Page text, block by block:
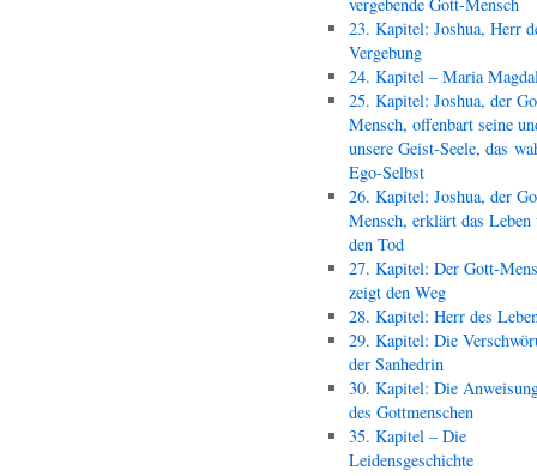
23. Kapitel: Joshua, Herr
Vergebung
24. Kapitel – Maria
25. Kapitel: Joshua, der
Mensch, offenbart seine
unsere Geist-Seele, das
Ego-Selbst
26. Kapitel: Joshua, der
Mensch, erklärt das Leben
den Tod
27. Kapitel: Der Gott-
zeigt den Weg
28. Kapitel: Herr des
29. Kapitel: Die
der Sanhedrin
30. Kapitel: Die
des Gottmenschen
35. Kapitel – Die
Leidensgeschichte